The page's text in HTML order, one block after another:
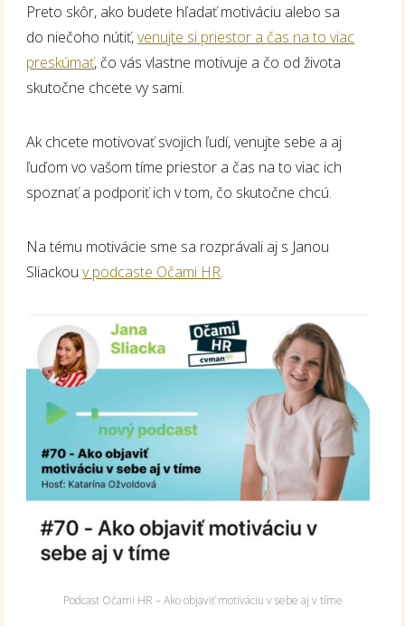
Preto skôr, ako budete hľadať motiváciu alebo sa
do niečoho nútiť,venujte si priestor a čas na to viac
preskúmať, čo vás vlastne motivuje a čo od života
skutočne chcete vy sami.
Ak chcete motivovať svojich ľudí, venujte sebe a aj
ľuďom vo vašom tíme priestor a čas na to viac ich
spoznať a podporiť ich v tom, čo skutočne chcú.
Na tému motivácie sme sa rozprávali aj s Janou
Sliackouv podcaste Očami HR.
Podcast Očami HR – Ako objaviť motiváciu v sebe aj v tíme